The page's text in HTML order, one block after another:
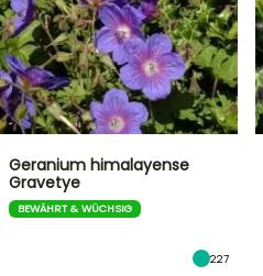
Geranium himalayense
Gravetye
BEWÄHRT & WÜCHSIG
227